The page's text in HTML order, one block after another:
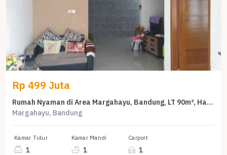
Rp 499 Juta
Rumah Nyaman di Area Margahayu, Bandung, LT 90m², Harga 499 Juta
Margahayu, Bandung
Kamar Tidur
1
Kamar Mandi
1
Carport
1